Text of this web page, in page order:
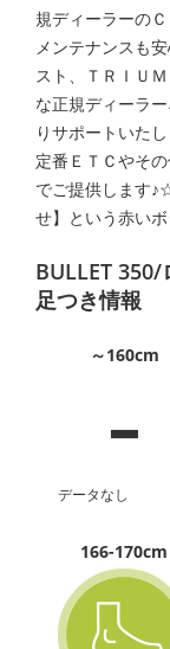
規ディーラーの
メンテナンスも
スト、ＴＲＩＵ
な正規ディーラ
りサポートいた
定番ＥＴＣやそ
でご提供します
せ】という赤い
BULLET
足つき情報
～160cm
-
データなし
166-170cm